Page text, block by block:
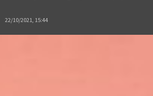
22/10/2021, 15:44